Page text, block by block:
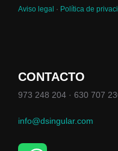
Aviso legal · Política de
CONTACTO
973 248 204 · 630 707
info@dsingular.com